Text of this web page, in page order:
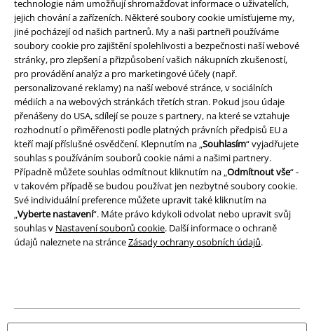
technologie nám umožňují shromažďovat informace o uživatelích,
jejich chování a zařízeních. Některé soubory cookie umísťujeme my,
jiné pocházejí od našich partnerů. My a naši partneři používáme
soubory cookie pro zajištění spolehlivosti a bezpečnosti naší webové
stránky, pro zlepšení a přizpůsobení vašich nákupních zkušeností,
pro provádění analýz a pro marketingové účely (např.
personalizované reklamy) na naší webové stránce, v sociálních
médiích a na webových stránkách třetích stran. Pokud jsou údaje
přenášeny do USA, sdílejí se pouze s partnery, na které se vztahuje
rozhodnutí o přiměřenosti podle platných právních předpisů EU a
kteří mají příslušné osvědčení. Klepnutím na „Souhlasím“ vyjadřujete
souhlas s používáním souborů cookie námi a našimi partnery.
Případně můžete souhlas odmítnout kliknutím na „Odmítnout vše“ -
v takovém případě se budou používat jen nezbytné soubory cookie.
Své individuální preference můžete upravit také kliknutím na
„Vyberte nastavení“. Máte právo kdykoli odvolat nebo upravit svůj
souhlas v Nastavení souborů cookie. Další informace o ochraně
údajů naleznete na stránceZásady ochrany osobních údajů.
Podmínky
Prohlášení
Ochrana osobních údajů
Likvidace odpadu a ochrana životního prostředí
Prohlášení o shodě
Informace o přístupnosti
Nastavení souborů cookie
Odstoupení od smlouvy